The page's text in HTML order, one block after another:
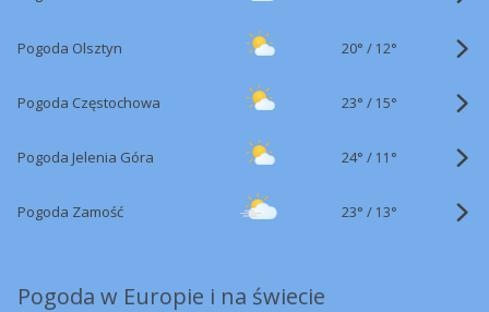
Pogoda Olsztyn 20° / 12°
Pogoda Częstochowa 23° / 15°
Pogoda Jelenia Góra 24° / 11°
Pogoda Zamość 23° / 13°
Pogoda w Europie i na świecie